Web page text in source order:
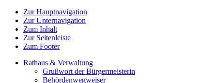
Zur Hauptnavigation
Zur Unternavigation
Zum Inhalt
Zur Seitenleiste
Zum Footer
Rathaus & Verwaltung
Grußwort der Bürgermeisterin
Behördenwegweiser